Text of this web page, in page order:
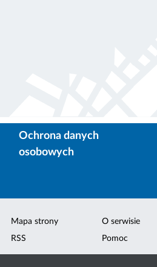
Ochrona danych
osobowych
Mapa strony
RSS
O serwisie
Pomoc